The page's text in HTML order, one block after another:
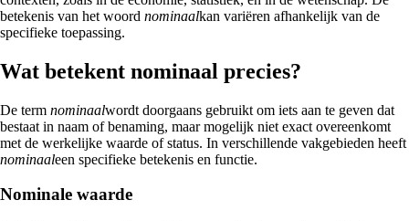
betekenis van het woord nominaalkan variëren afhankelijk van de
specifieke toepassing.
Wat betekent nominaal precies?
De term nominaalwordt doorgaans gebruikt om iets aan te geven dat
bestaat in naam of benaming, maar mogelijk niet exact overeenkomt
met de werkelijke waarde of status. In verschillende vakgebieden heeft
nominaaleen specifieke betekenis en functie.
Nominale waarde